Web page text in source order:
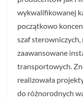
wykwalifikowanej
początkowo
szaf sterowniczych,
zaawansowane
transportowych.
realizowała
do różnorodnych